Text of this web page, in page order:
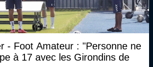
- Foot Amateur : "Personne ne
à 17 avec les Girondins de